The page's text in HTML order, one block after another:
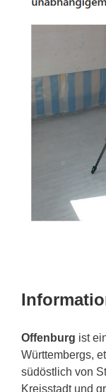
Offenburg ist
Württembergs,
südöstlich von
Kreisstadt und